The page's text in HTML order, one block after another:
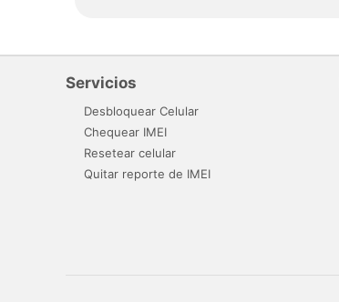
Servicios
Desbloquear Celular
Chequear IMEI
Resetear celular
Quitar reporte de IMEI